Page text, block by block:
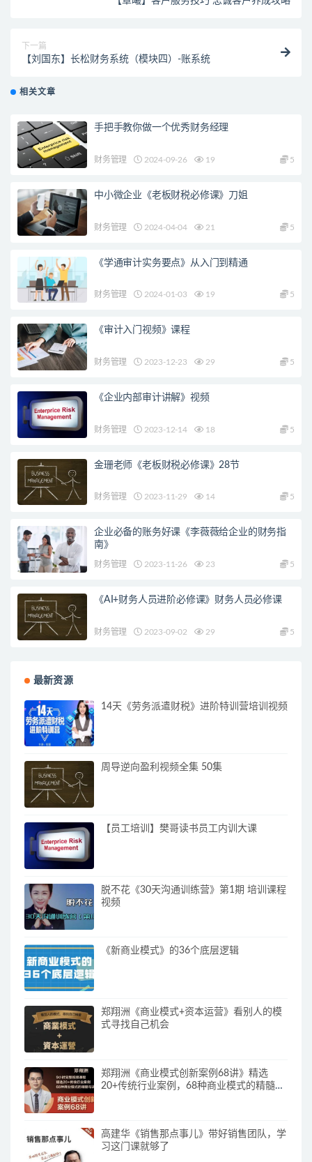
下一篇
【刘国东】长松财务系统（模块四）-账系统
相关文章
手把手教你做一个优秀财务经理
财务管理 2024-09-26 19 5
中小微企业《老板财税必修课》刀姐
财务管理 2024-04-04 21 5
《学通审计实务要点》从入门到精通
财务管理 2024-01-03 19 5
《审计入门视频》课程
财务管理 2023-12-23 29 5
《企业内部审计讲解》视频
财务管理 2023-12-14 18 5
金珊老师《老板财税必修课》28节
财务管理 2023-11-29 14 5
企业必备的账务好课《李薇薇给企业的财务指
南》
财务管理 2023-11-26 23 5
《AI+财务人员进阶必修课》财务人员必修课
财务管理 2023-09-02 29 5
最新资源
14天《劳务派遣财税》进阶特训营培训视频
周导逆向盈利视频全集 50集
【员工培训】樊哥读书员工内训大课
脱不花《30天沟通训练营》第1期 培训课程
视频
《新商业模式》的36个底层逻辑
郑翔洲《商业模式+资本运营》看别人的模
式寻找自己机会
郑翔洲《商业模式创新案例68讲》精选
20+传统行业案例，68种商业模式的精髓与
高建华《销售那点事儿》带好销售团队，学
习这门课就够了